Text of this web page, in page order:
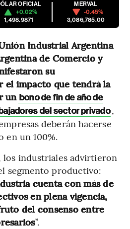
OFICIAL
+0.02%
1,498.9871
MERVAL
-0.45%
3,086,785.00
Industrial Argentina
de Comercio y
su
el impacto que tendrá la
un bono de fin de año de
del sector privado,
deberán hacerse
en un 100%.
los industriales advirtieron
segmento productivo:
cuenta con más de
en plena vigencia,
del consenso entre
”.